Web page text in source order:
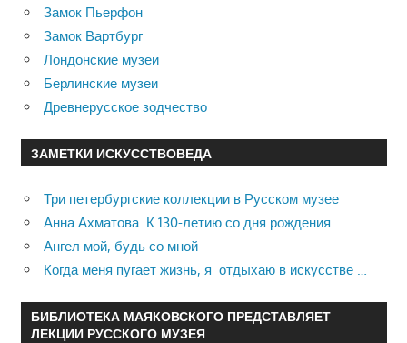
Замок Пьерфон
Замок Вартбург
Лондонские музеи
Берлинские музеи
Древнерусское зодчество
ЗАМЕТКИ ИСКУССТВОВЕДА
Три петербургские коллекции в Русском музее
Анна Ахматова. К 130-летию со дня рождения
Ангел мой, будь со мной
Когда меня пугает жизнь, я отдыхаю в искусстве …
БИБЛИОТЕКА МАЯКОВСКОГО ПРЕДСТАВЛЯЕТ
ЛЕКЦИИ РУССКОГО МУЗЕЯ